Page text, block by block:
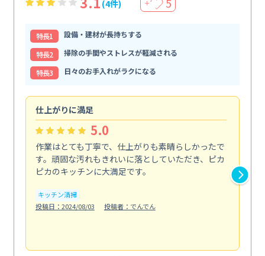
(4件) ＋ 5
特⻑1
設備・建材が長持ちする
特⻑2
掃除の手間やストレスが軽減される
特⻑3
日々のお手入れがラクになる
仕上がりに満足
5.0
作業はとても丁寧で、仕上がりも素晴らしかったで
す。頑固な汚れもきれいに落としていただき、ピカ
ピカのキッチンに大満足です。
キッチン清掃
投稿日：2024/08/03
投稿者：でんでん